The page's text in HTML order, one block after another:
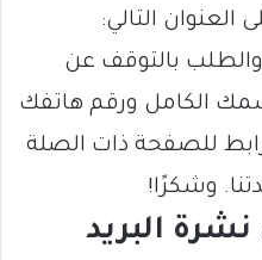
العنوان التالي:
bldtna3@gmail.com والطلب بالتوقف عن
الكامل ورقم هاتفك
للصفحة ذات الصلة
وشكرًا!
البريد